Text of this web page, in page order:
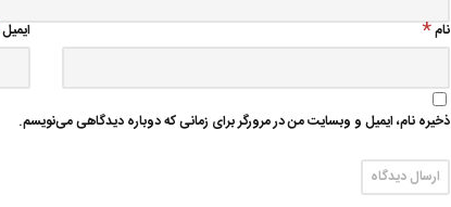
نام ایمیل
ذخیره نام، ایمیل و وبسایت من در مرورگر برای زمانی که دوباره دیدگاهی می‌نویسم.